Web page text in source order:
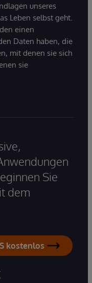
unseres
Leben selbst geht.
einen
Daten haben, die
mit denen sie sich
sie
Sie
dem
kostenlos